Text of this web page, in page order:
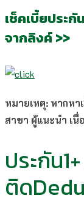
เช็คเบี้ยประ
จากลิงค์ >>
หมายเหตุ: หากห
สาขา ผู้แนะนำ เ
ประกัน
ติด